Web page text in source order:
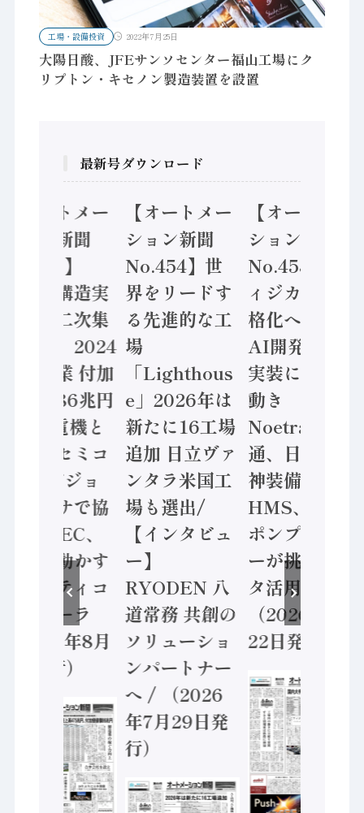
工場・設備投資 2022年7月25日
大陽日酸、JFEサンソセンター福山工場にク
リプトン・キセノン製造装置を設置
最新号ダウンロード
【オートメー
ション新聞
No.455】
「経済構造実
態調査二次集
計結果」2024
年製造業 付加
価値額86兆円
/ 三菱電機と
ソニーセミコ
ン AIビジョ
ンセンサで協
業 / IDEC、
安全に動かす
セーフティコ
ントローラ
（2026年8月
5日発行）
【オートメー
ション新聞
No.454】世
界をリードす
る先進的な工
場
「Lighthous
e」2026年は
新たに16工場
追加 日立ヴァ
ンタラ米国工
場も選出/
【インタビュ
ー】
RYODEN 八
道常務 共創の
ソリューショ
ンパートナー
へ / （2026
年7月29日発
行）
【オートメー
ション新聞
No.453】フ
ィジカルAI本
格化へ 国産
AI開発や社会
実装に活発な
動き
Noetra、富士
通、日立 / 兵
神装備 ×
HMS、老舗
ポンプメーカ
ーが挑むデー
タ活用 など
（2026年7月
22日発行）